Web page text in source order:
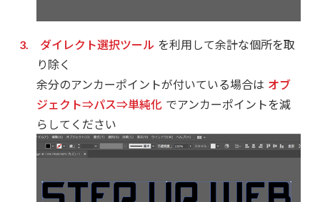
ダイレクト選択ツール を利用して余計な個所を取
り除く
余分のアンカーポイントが付いている場合は オブ
ジェクト⇒パス⇒単純化 でアンカーポイントを減
らしてください